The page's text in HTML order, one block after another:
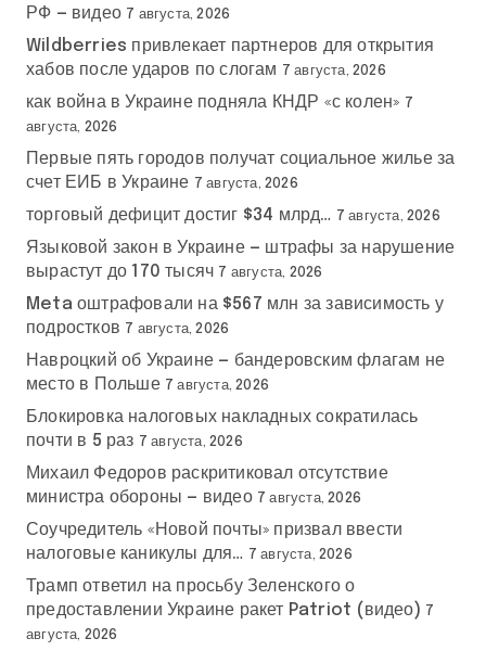
РФ — видео 7 августа, 2026
Wildberries привлекает партнеров для открытия
хабов после ударов по слогам 7 августа, 2026
как война в Украине подняла КНДР «с колен» 7
августа, 2026
Первые пять городов получат социальное жилье за
счет ЕИБ в Украине 7 августа, 2026
торговый дефицит достиг $34 млрд… 7 августа, 2026
Языковой закон в Украине — штрафы за нарушение
вырастут до 170 тысяч 7 августа, 2026
Meta оштрафовали на $567 млн за зависимость у
подростков 7 августа, 2026
Навроцкий об Украине — бандеровским флагам не
место в Польше 7 августа, 2026
Блокировка налоговых накладных сократилась
почти в 5 раз 7 августа, 2026
Михаил Федоров раскритиковал отсутствие
министра обороны — видео 7 августа, 2026
Соучредитель «Новой почты» призвал ввести
налоговые каникулы для… 7 августа, 2026
Трамп ответил на просьбу Зеленского о
предоставлении Украине ракет Patriot (видео) 7
августа, 2026